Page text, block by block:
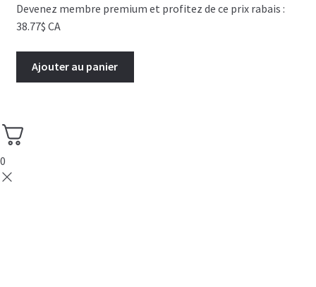
Devenez membre premium et profitez de ce prix rabais :
38.77$ CA
Ajouter au panier
0